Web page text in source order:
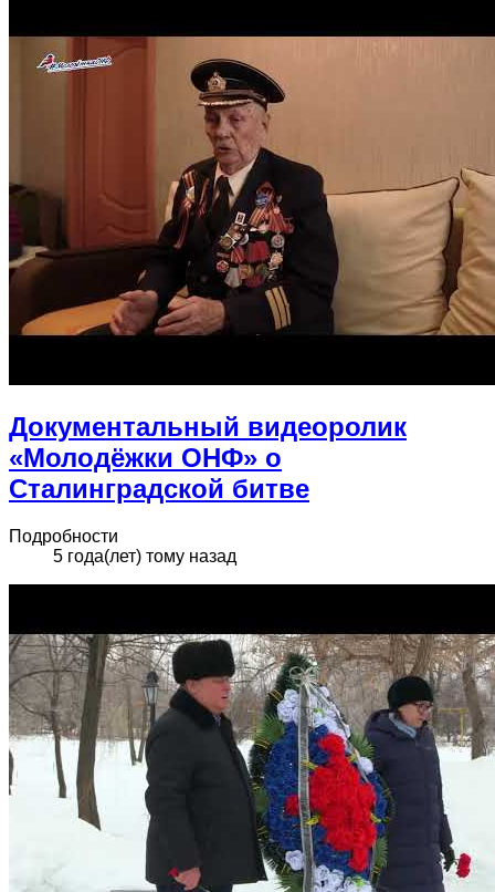
Документальный видеоролик
«Молодёжки ОНФ» о
Сталинградской битве
Подробности
5 года(лет) тому назад